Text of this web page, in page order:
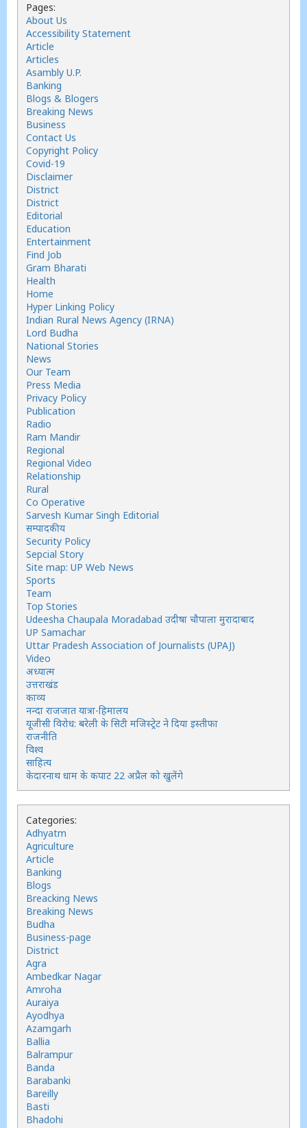
Pages:
About Us
Accessibility Statement
Article
Articles
Asambly U.P.
Banking
Blogs & Blogers
Breaking News
Business
Contact Us
Copyright Policy
Covid-19
Disclaimer
District
District
Editorial
Education
Entertainment
Find Job
Gram Bharati
Health
Home
Hyper Linking Policy
Indian Rural News Agency (IRNA)
Lord Budha
National Stories
News
Our Team
Press Media
Privacy Policy
Publication
Radio
Ram Mandir
Regional
Regional Video
Relationship
Rural
Co Operative
Sarvesh Kumar Singh Editorial
सम्पादकीय
Security Policy
Sepcial Story
Site map: UP Web News
Sports
Team
Top Stories
Udeesha Chaupala Moradabad उदीषा चौपाला मुरादाबाद
UP Samachar
Uttar Pradesh Association of Journalists (UPAJ)
Video
अध्यात्म
उत्तराखंड
काव्य
नन्दा राजजात यात्रा-हिमालय
यूजीसी विरोध: बरेली के सिटी मजिस्ट्रेट ने दिया इस्तीफा
राजनीति
विश्व
साहित्य
केदारनाथ धाम के कपाट 22 अप्रैल को खुलेंगे
Categories:
Adhyatm
Agriculture
Article
Banking
Blogs
Breacking News
Breaking News
Budha
Business-page
District
Agra
Ambedkar Nagar
Amroha
Auraiya
Ayodhya
Azamgarh
Ballia
Balrampur
Banda
Barabanki
Bareilly
Basti
Bhadohi